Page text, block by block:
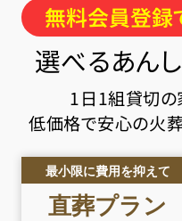
無料会員登録
選べるあん
1日1組貸切の
低価格で安心の火
最小限に費用を抑えて
直葬プラン